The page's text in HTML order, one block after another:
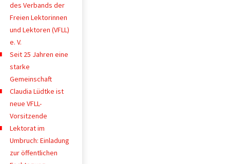
des Verbands der
Freien Lektorinnen
und Lektoren (VFLL)
e. V.
Seit 25 Jahren eine
starke
Gemeinschaft
Claudia Lüdtke ist
neue VFLL-
Vorsitzende
Lektorat im
Umbruch: Einladung
zur öffentlichen